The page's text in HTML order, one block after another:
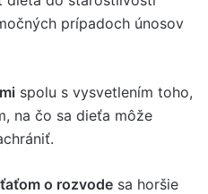
prípadoch únosov
spolu s vysvetlením toho,
na čo sa dieťa môže
o rozvode sa horšie